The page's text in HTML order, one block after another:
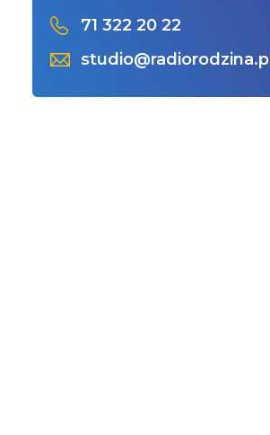
71 322 20 22
studio@radiorodzina.pl